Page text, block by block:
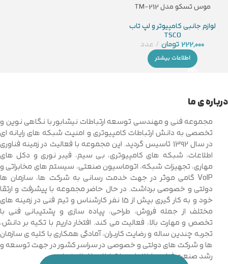
موس تسکو مدل TM-212
لوازم جانبی کامپیوتر و لپ تاب
TSCO
222,000 تومان عدد
اطلاعات بیشتر
درباره ی ما
مجموعه فنی و مهندسی توسعه ارتباطات نیشابور با نگاهی نوین و
تخصصی به دانش ارتباطات کامپیوتری و امنیت شبکه های رایانه ای
در سال 1392 تاسیس گردید. این مجموعه با فعالیت در زمینه فناوری
اطلاعات، شبکه های کامپیوتری، بی سیم، فیبر نوری و دکل های
مهاری، تجهیزات شبکه، اتوماسیون صنعتی، سیستم های مخابراتی و
VoIP گامی موثر در جهت خدمت رسانی به شرکت ها، سازمان ها
دولتی و خصوصی برداشت. در حال حاضر مجموعه با پیشرفت و ارتقا
خود و به کار گیری بیش از 15 نفر کارشناس و تیم فنی در زمینه های
مختلف از جمله فروش، طراحی، پیاده سازی و پشتیبانی فنی با
تخصص و مهارت بالا، فعالیت می کند. افتخار داریم با تکیه بر دانش،
تجربه چندین ساله و رضایت کاربران، آمادگی همکاری با کلیه ی سازمان
ها و شرکت های دولتی و خصوصی در سراسر کشور در جهت توسعه و
رشد صنعت فناوری اطلاعات و ارتباطات را اعلام نماییم.